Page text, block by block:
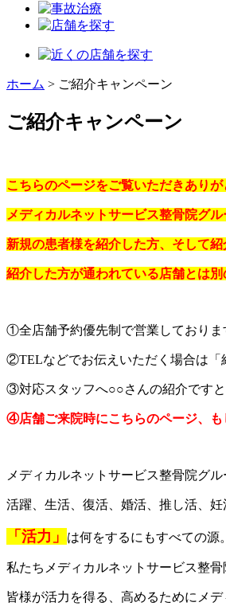
ホーム > ご紹介キャンペーン
ご紹介キャンペーン
こちらのページをご覧いただきありが
メディカルネットサービス整骨院グル
新規の患者様を紹介した方、そして
紹介した方が通われている店舗とは
①全店舗予約優先制で営業しておりま
②TELなどでお伝えいただく場合は「
③対応スタッフへ○○さんの紹介ですと
④店舗ご来院時にこちらのページ、も
メディカルネットサービス整骨院グ
活躍、生活、復活、婚活、推し活、
「活力」 は何をするにもすべての源
私たちメディカルネットサービス整
皆様が活力を得る、高めるためにメ